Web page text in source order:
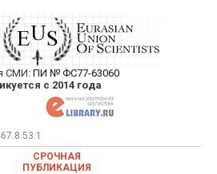
Союз Ученых —
научных статей в
научном журнале
СМИ: ПИ № ФС77-63060
с 2014 года
— публикация научных статей в
научном журнале
СРОЧНАЯ
ПУБЛИКАЦИЯ